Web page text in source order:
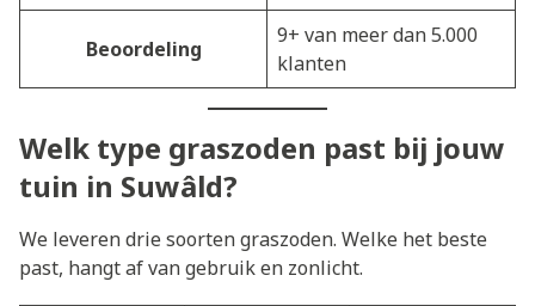
Beoordeling
9+ van meer dan 5.000
klanten
Welk type graszoden past bij jouw
tuin in Suwâld?
We leveren drie soorten graszoden. Welke het beste
past, hangt af van gebruik en zonlicht.